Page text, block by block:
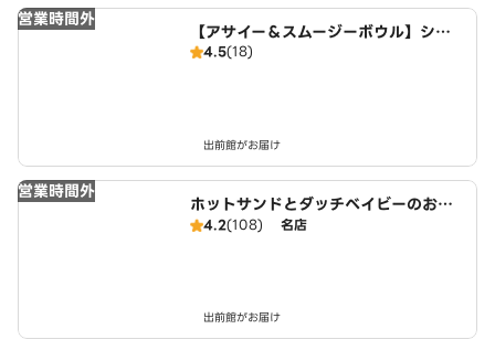
営業時間外
【アサイー＆スムージーボウル】シリ
アルモンスター尾久
4.5(18)
出前館がお届け
営業時間外
ホットサンドとダッチベイビーのお
店 サンドウィッチマン
4.2(108) 名店
出前館がお届け